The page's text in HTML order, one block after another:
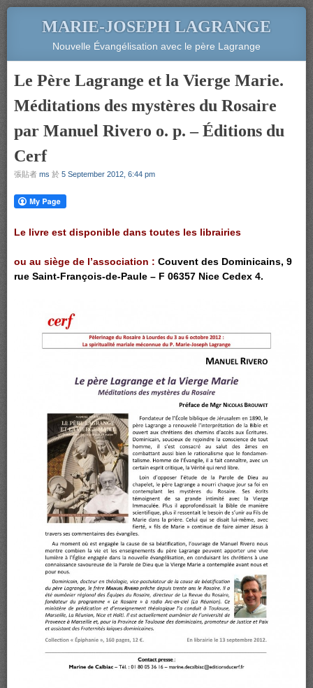
MARIE-JOSEPH LAGRANGE
Nouvelle Évangélisation avec le père Lagrange
Le Père Lagrange et la Vierge Marie.
Méditations des mystères du Rosaire
par Manuel Rivero o. p. – Éditions du
Cerf
張貼者 ms 於 5 September 2012, 6:44 pm
Le livre est disponible dans toutes les librairies
ou au siège de l’association : Couvent des Dominicains, 9
rue Saint-François-de-Paule – F 06357 Nice Cedex 4.